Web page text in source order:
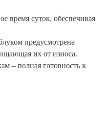
время суток, обеспечивая
предусмотрена
их от износа.
– полная готовность к